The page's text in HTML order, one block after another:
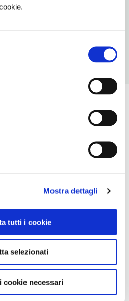
Mostra dettagli
tutti i cookie
selezionati
cookie necessari